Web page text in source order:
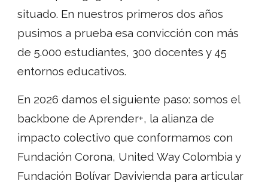
situado. En nuestros primeros dos años
pusimos a prueba esa convicción con más
de 5.000 estudiantes, 300 docentes y 45
entornos educativos.
En 2026 damos el siguiente paso: somos el
backbone de Aprender+, la alianza de
impacto colectivo que conformamos con
Fundación Corona, United Way Colombia y
Fundación Bolívar Davivienda para articular